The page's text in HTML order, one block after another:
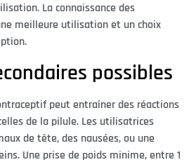
La connaissance des
meilleure utilisation et un choix
possibles
peut entraîner des réactions
de la pilule. Les utilisatrices
de tête, des nausées, ou une
Une prise de poids minime, entre 1